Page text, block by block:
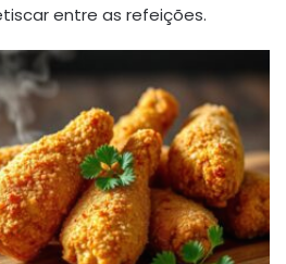
entre as refeições.